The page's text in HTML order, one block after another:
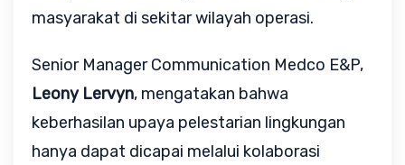
masyarakat di sekitar wilayah operasi.
Leony Lervyn, mengatakan bahwa
keberhasilan upaya pelestarian lingkungan
hanya dapat dicapai melalui kolaborasi